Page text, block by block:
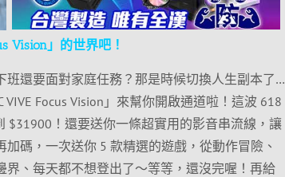
Vision」的世界吧！
還要面對家庭任務？那是時候切換人生副本了…
Focus Vision」來幫你開啟通道啦！這波 618
$31900！還要送你一條超實用的影音串流線，讓
碼，一次送你 5 款精選的遊戲，從動作冒險、
、每天都不想登出了～等等，還沒完喔！再給